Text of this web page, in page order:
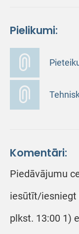
Pielikumi:
Komentāri:
Piedāvājumu
iesūtīt/iesniegt
plkst. 13:00 1)